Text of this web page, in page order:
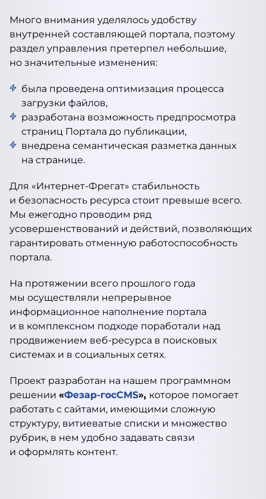
Много внимания уделялось удобству
внутренней составляющей портала, поэтому
раздел управления претерпел небольшие,
но значительные изменения:
была проведена оптимизация процесса
загрузки файлов,
разработана возможность предпросмотра
страниц Портала до публикации,
внедрена семантическая разметка данных
на странице.
Для «Интернет-Фрегат» стабильность
и безопасность ресурса стоит превыше всего.
Мы ежегодно проводим ряд
усовершенствований и действий, позволяющих
гарантировать отменную работоспособность
портала.
На протяжении всего прошлого года
мы осуществляли непрерывное
информационное наполнение портала
и в комплексном подходе поработали над
продвижением веб-ресурса в поисковых
системах и в социальных сетях.
Проект разработан на нашем программном
решении «Фезар-госCMS», которое помогает
работать с сайтами, имеющими сложную
структуру, витиеватые списки и множество
рубрик, в нем удобно задавать связи
и оформлять контент.